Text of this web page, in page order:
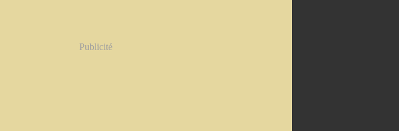
Publicité